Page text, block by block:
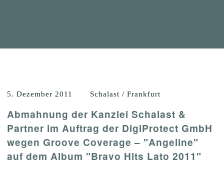
5. Dezember 2011 Schalast / Frankfurt
Abmahnung der Kanzlei Schalast &
Partner im Auftrag der DigiProtect GmbH
wegen Groove Coverage – "Angeline"
auf dem Album "Bravo Hits Lato 2011"